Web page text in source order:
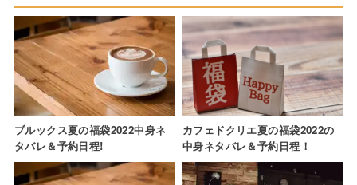
ブルックス夏の福袋2022中身ネ
タバレ＆予約日程!
カフェドクリエ夏の福袋2022の
中身ネタバレ＆予約日程！